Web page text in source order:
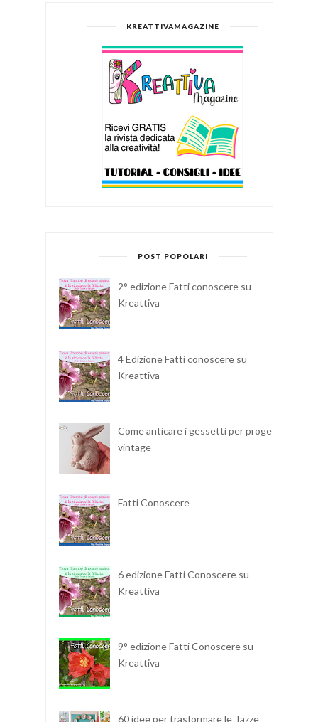
KREATTIVAMAGAZINE
POST POPOLARI
2° edizione Fatti conoscere su
Kreattiva
4 Edizione Fatti conoscere su
Kreattiva
Come anticare i gessetti per progetti
vintage
Fatti Conoscere
6 edizione Fatti Conoscere su
Kreattiva
9° edizione Fatti Conoscere su
Kreattiva
60 idee per trasformare le Tazze